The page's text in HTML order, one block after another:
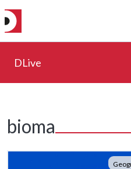
DLive
bioma